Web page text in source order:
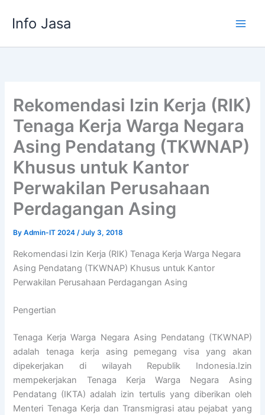
Info Jasa
Rekomendasi Izin Kerja (RIK)
Tenaga Kerja Warga Negara
Asing Pendatang (TKWNAP)
Khusus untuk Kantor
Perwakilan Perusahaan
Perdagangan Asing
ByAdmin-IT 2024/July 3, 2018
Rekomendasi Izin Kerja (RIK) Tenaga Kerja Warga Negara
Asing Pendatang (TKWNAP) Khusus untuk Kantor
Perwakilan Perusahaan Perdagangan Asing
Pengertian
Tenaga Kerja Warga Negara Asing Pendatang (TKWNAP)
adalah tenaga kerja asing pemegang visa yang akan
dipekerjakan di wilayah Republik Indonesia.Izin
mempekerjakan Tenaga Kerja Warga Negara Asing
Pendatang (IKTA) adalah izin tertulis yang diberikan oleh
Menteri Tenaga Kerja dan Transmigrasi atau pejabat yang